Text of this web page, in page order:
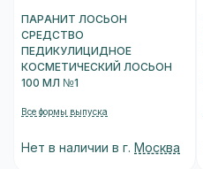
ПАРАНИТ ЛОСЬОН
СРЕДСТВО
ПЕДИКУЛИЦИДНОЕ
КОСМЕТИЧЕСКИЙ ЛОСЬОН
100 МЛ №1
Все формы выпуска
Нет в наличии в г. Москва